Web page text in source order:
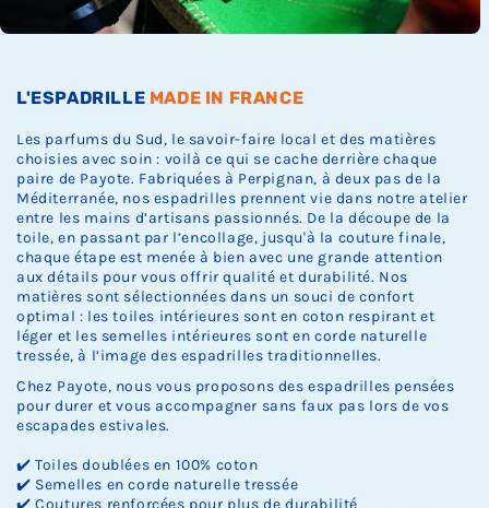
k
c
k
c
k
L'ESPADRILLE MADE IN FRANCE
Les parfums du Sud, le savoir-faire local et des matières
choisies avec soin : voilà ce qui se cache derrière chaque
paire de Payote. Fabriquées à Perpignan, à deux pas de la
Méditerranée, nos espadrilles prennent vie dans notre atelier
entre les mains d’artisans passionnés. De la découpe de la
toile, en passant par l’encollage, jusqu'à la couture finale,
chaque étape est menée à bien avec une grande attention
aux détails pour vous offrir qualité et durabilité. Nos
matières sont sélectionnées dans un souci de confort
optimal : les toiles intérieures sont en coton respirant et
léger et les semelles intérieures sont en corde naturelle
tressée, à l’image des espadrilles traditionnelles.
Chez Payote, nous vous proposons des espadrilles pensées
pour durer et vous accompagner sans faux pas lors de vos
escapades estivales.
✔️ Toiles doublées en 100% coton
✔️ Semelles en corde naturelle tressée
✔️ Coutures renforcées pour plus de durabilité